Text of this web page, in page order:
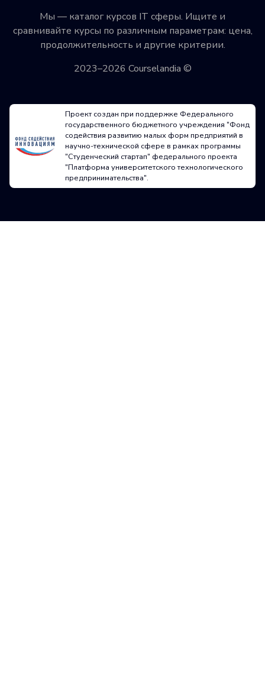
Мы — каталог курсов IT сферы. Ищите и
сравнивайте курсы по различным параметрам: цена,
продолжительность и другие критерии.
2023–2026 Courselandia ©
Проект создан при поддержке Федерального
государственного бюджетного учреждения "Фонд
содействия развитию малых форм предприятий в
научно-технической сфере в рамках программы
"Студенческий стартап" федерального проекта
"Платформа университетского технологического
предпринимательства".